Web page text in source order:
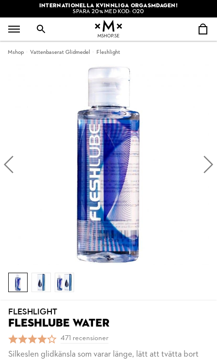
INTERNATIONELLA KVINNLIGA ORGASMDAGEN!
SPARA 20% MED KOD: O20
MSHOP.SE
Mshop Vattenbaserat Glidmedel Fleshlight
FLESHLIGHT
FLESHLUBE WATER
471 recensioner
Silkeslen glidkänsla som varar länge, lätt att tvätta bort